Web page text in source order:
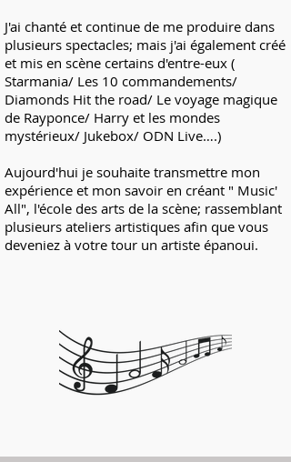
J'ai chanté et continue de me produire dans
plusieurs spectacles; mais j'ai également créé
et mis en scène certains d'entre-eux (
Starmania/ Les 10 commandements/
Diamonds Hit the road/ Le voyage magique
de Rayponce/ Harry et les mondes
mystérieux/ Jukebox/ ODN Live….)
Aujourd'hui je souhaite transmettre mon
expérience et mon savoir en créant " Music'
All", l'école des arts de la scène; rassemblant
plusieurs ateliers artistiques afin que vous
deveniez à votre tour un artiste épanoui.